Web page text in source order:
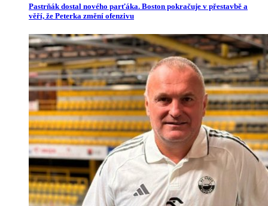
Pastrňák dostal nového parťáka. Boston pokračuje v přestavbě a
věří, že Peterka změní ofenzivu